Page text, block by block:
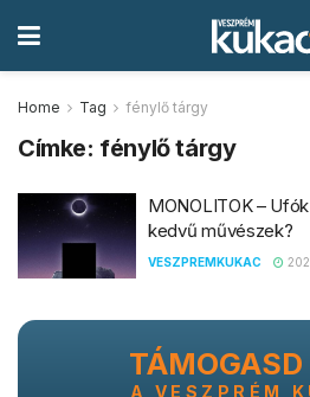
Home Tag fénylő tárgy
Címke: fénylő tárgy
MONOLITOK –
kedvű művészek?
VESZPREMKUKAC
A VESZPRÉM